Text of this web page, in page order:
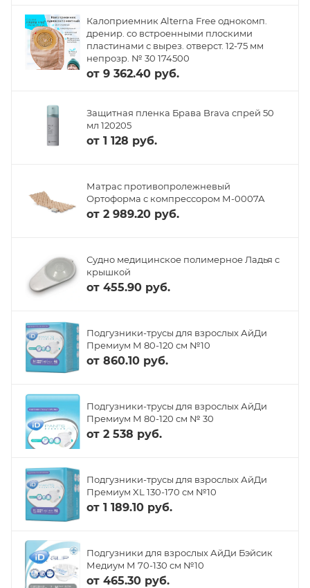
Калоприемник Alterna Free однокомп.
дренир. со встроенными плоскими
пластинами с вырез. отверст. 12-75 мм
непрозр. № 30 174500
от 9 362.40 руб.
Защитная пленка Брава Brava спрей 50
мл 120205
от 1 128 руб.
Матрас противопролежневый
Ортоформа с компрессором М-0007А
от 2 989.20 руб.
Судно медицинское полимерное Ладья с
крышкой
от 455.90 руб.
Подгузники-трусы для взрослых АйДи
Премиум М 80-120 см №10
от 860.10 руб.
Подгузники-трусы для взрослых АйДи
Премиум М 80-120 см № 30
от 2 538 руб.
Подгузники-трусы для взрослых АйДи
Премиум XL 130-170 см №10
от 1 189.10 руб.
Подгузники для взрослых АйДи Бэйсик
Медиум М 70-130 см №10
от 465.30 руб.